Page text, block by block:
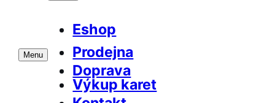
Menu
Eshop
Prodejna
Doprava
Výkup karet